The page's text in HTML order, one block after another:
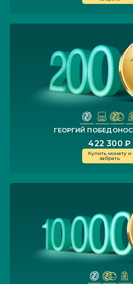
ГЕОРГИЙ
422 300 ₽
Купить монету и
забрать